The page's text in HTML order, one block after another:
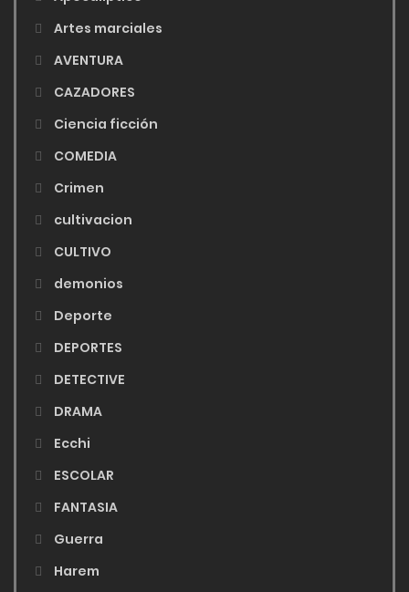
Artes marciales
AVENTURA
CAZADORES
Ciencia ficción
COMEDIA
Crimen
cultivacion
CULTIVO
demonios
Deporte
DEPORTES
DETECTIVE
DRAMA
Ecchi
ESCOLAR
FANTASIA
Guerra
Harem